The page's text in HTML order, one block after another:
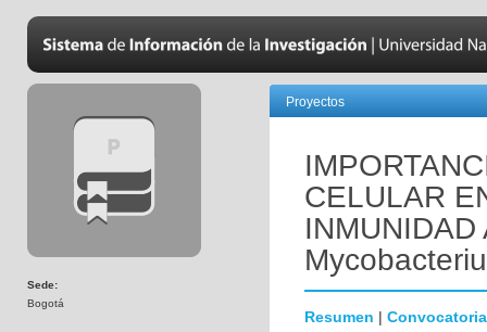
Sede:
Bogotá
Proyectos
CELULAR
INMUNIDAD
Resumen | Convocatoria